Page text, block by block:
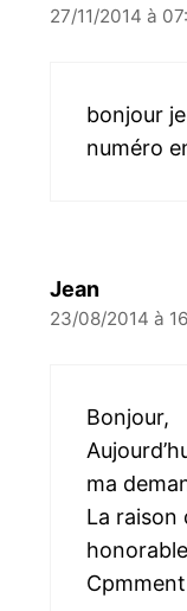
27/11/2014 à
bonjour
numéro
Jean
23/08/2014 à
Bonjour,
ma
La raison
Cpmment